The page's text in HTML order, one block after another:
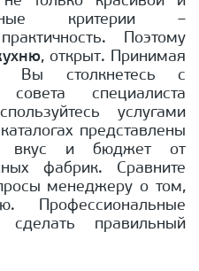
критерии –
Поэтому
, открыт. Принимая
Вы столкнетесь с
специалиста
услугами
представлены
вкус и бюджет от
фабрик. Сравните
менеджеру о том,
Профессиональные
сделать правильный